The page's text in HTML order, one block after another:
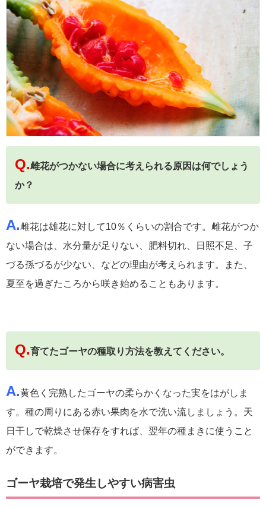
Q.雌花がつかない場合に考えられる原因は何でしょう
か？
A.雌花は雄花に対して10％くらいの割合です。雌花がつか
ない場合は、水分量が足りない、肥料切れ、日照不足、子
づる孫づるが少ない、などの理由が考えられます。また、
夏至を過ぎたころから咲き始めることもあります。
Q.育てたゴーヤの種取り方法を教えてください。
A.黄色く完熟したゴーヤの柔らかくなった実をはがしま
す。種の周りにある赤い果肉を水で洗い流しましょう。天
日干しで乾燥させ保存をすれば、翌年の種まきに使うこと
ができます。
ゴーヤ栽培で発生しやすい病害虫